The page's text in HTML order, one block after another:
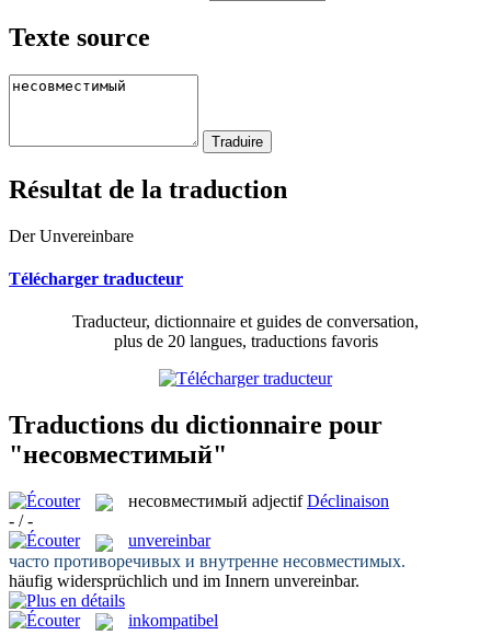
Texte source
Résultat de la traduction
Der Unvereinbare
Télécharger traducteur
Traducteur, dictionnaire et guides de conversation,
plus de 20 langues, traductions favoris
Traductions du dictionnaire pour
"несовместимый"
несовместимый adjectif Déclinaison
- / -
unvereinbar
часто противоречивых и внутренне несовместимых.
häufig widersprüchlich und im Innern unvereinbar.
inkompatibel